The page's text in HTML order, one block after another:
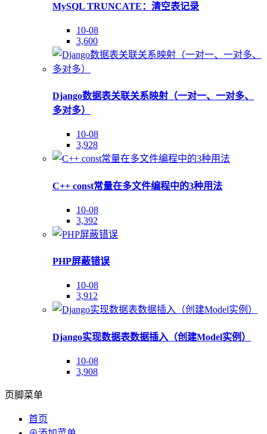
MySQL TRUNCATE：清空表记录
10-08
3,600
Django数据表关联关系映射（一对一、一对多、
多对多）
10-08
3,928
C++ const常量在多文件编程中的3种用法
10-08
3,392
PHP屏蔽错误
10-08
3,912
Django实现数据表数据插入（创建Model实例）
10-08
3,908
页脚菜单
首页